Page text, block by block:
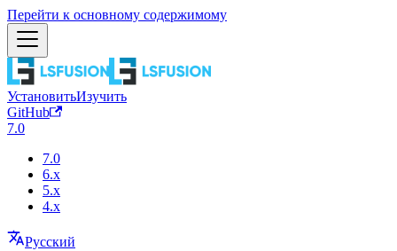
Перейти к основному содержимому
УстановитьИзучить
GitHub
7.0
7.0
6.x
5.x
4.x
Русский